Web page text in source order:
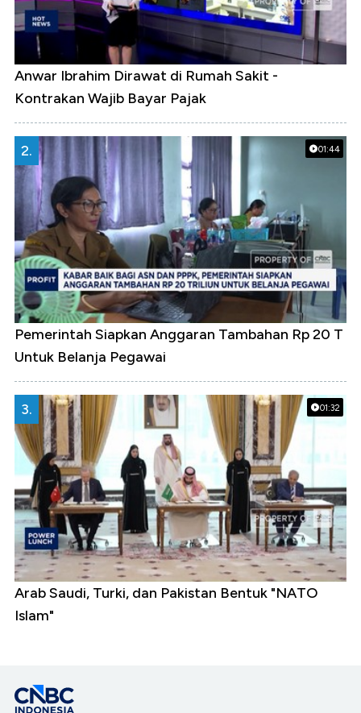
Anwar Ibrahim Dirawat di Rumah Sakit -
Kontrakan Wajib Bayar Pajak
01:44
2.
Pemerintah Siapkan Anggaran Tambahan Rp 20 T
Untuk Belanja Pegawai
01:32
3.
Arab Saudi, Turki, dan Pakistan Bentuk "NATO
Islam"